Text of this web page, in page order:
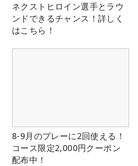
ネクストヒロイン選手とラウ
ンドできるチャンス！詳しく
はこちら！
8-9月のプレーに2回使える！
コース限定2,000円クーポン
配布中！